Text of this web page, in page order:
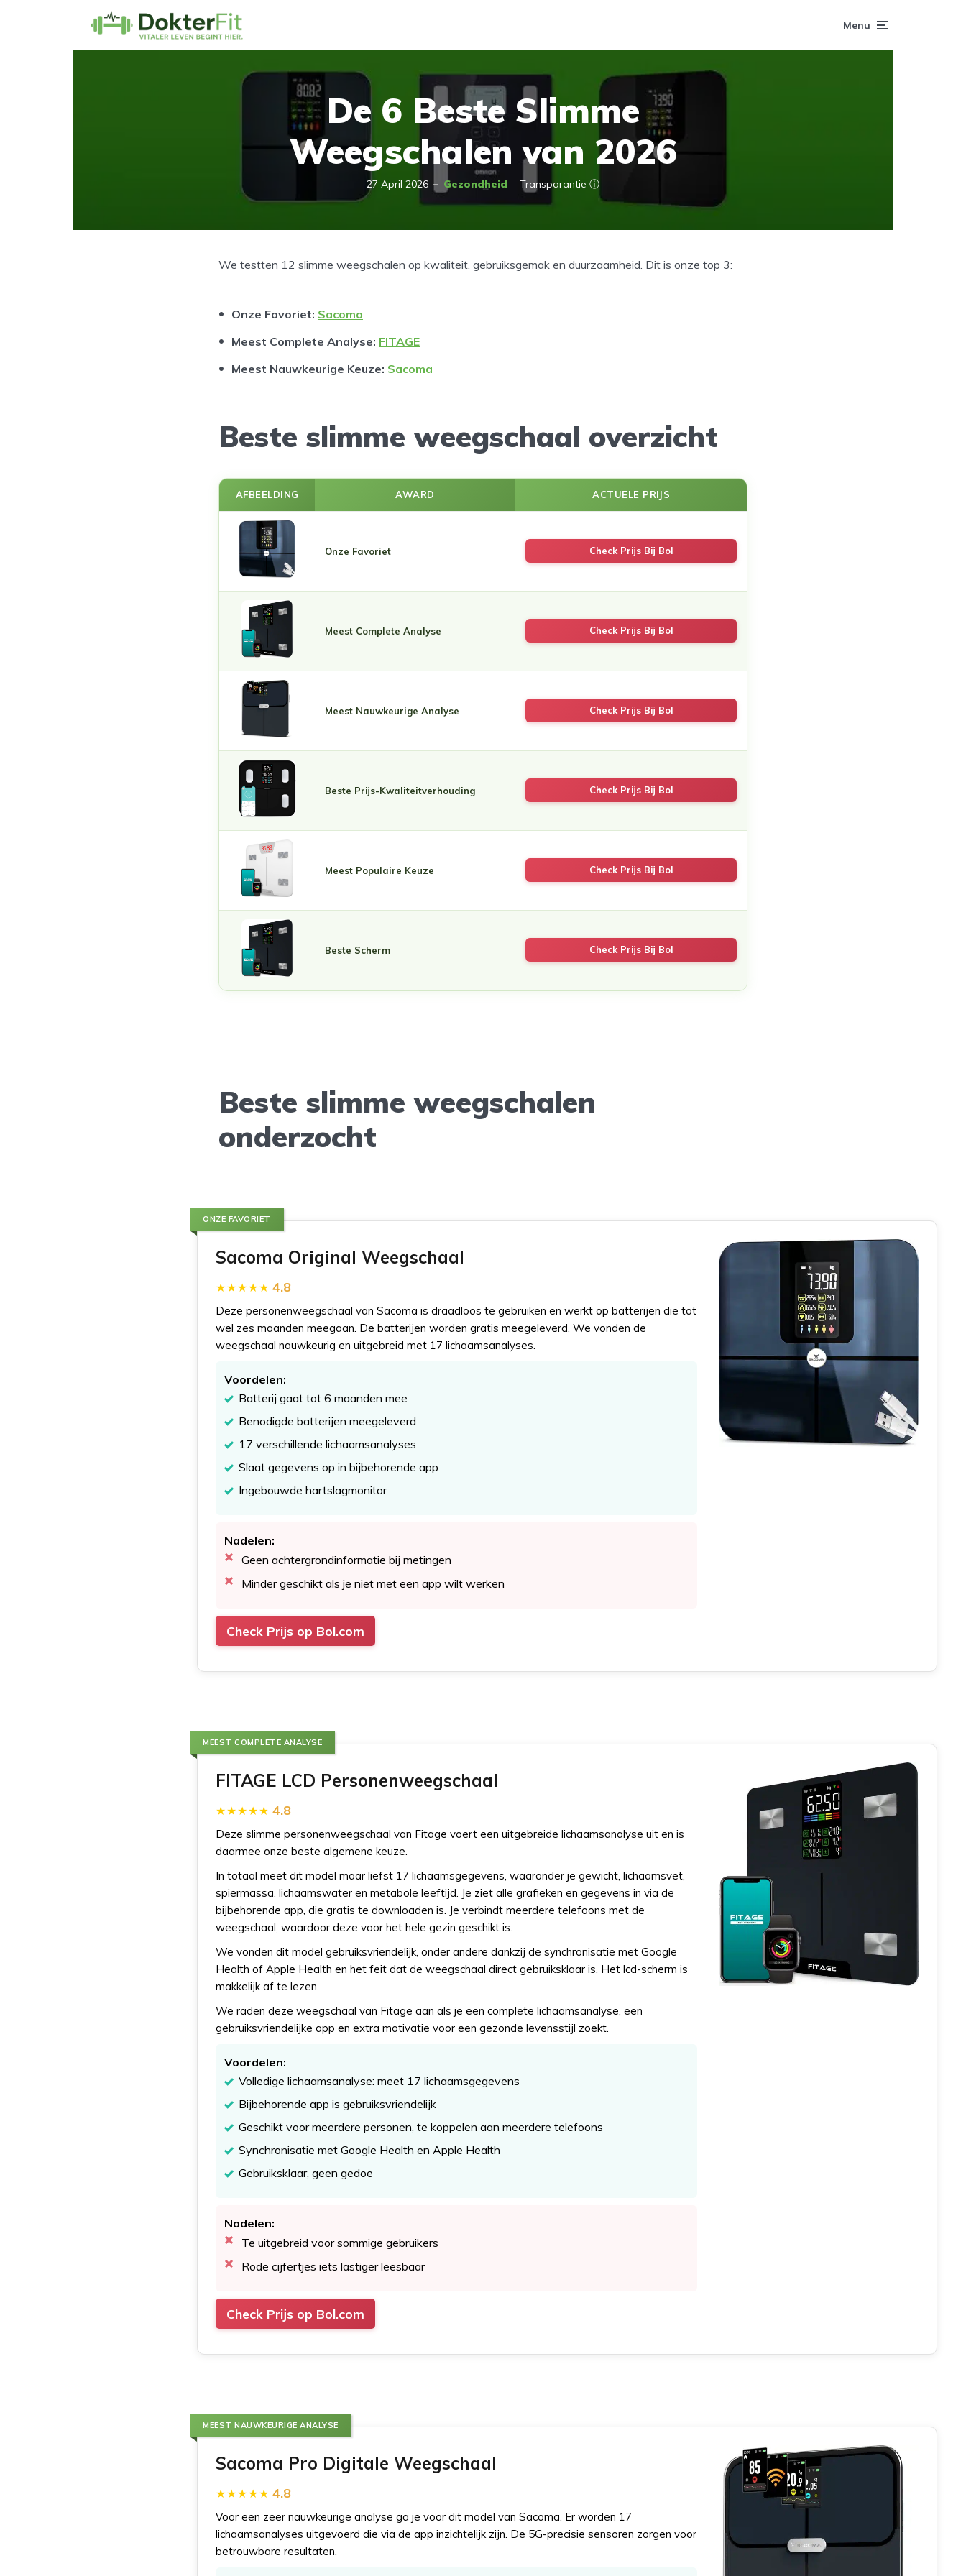
Menu
De 6 Beste Slimme
Weegschalen van 2026
27 April 2026 Gezondheid - Transparantie ⓘ
We testten 12 slimme weegschalen op kwaliteit, gebruiksgemak en duurzaamheid. Dit is onze top 3:
Onze Favoriet: Sacoma
Meest Complete Analyse: FITAGE
Meest Nauwkeurige Keuze: Sacoma
Beste slimme weegschaal overzicht
AFBEELDING AWARD ACTUELE PRIJS
Onze Favoriet Check Prijs Bij Bol
Meest Complete Analyse Check Prijs Bij Bol
Meest Nauwkeurige Analyse Check Prijs Bij Bol
Beste Prijs-Kwaliteitverhouding Check Prijs Bij Bol
Meest Populaire Keuze Check Prijs Bij Bol
Beste Scherm Check Prijs Bij Bol
Beste slimme weegschalen
onderzocht
ONZE FAVORIET
Sacoma Original Weegschaal
4.8
Deze personenweegschaal van Sacoma is draadloos te gebruiken en werkt op batterijen die tot
wel zes maanden meegaan. De batterijen worden gratis meegeleverd. We vonden de
weegschaal nauwkeurig en uitgebreid met 17 lichaamsanalyses.
Voordelen:
Batterij gaat tot 6 maanden mee
Benodigde batterijen meegeleverd
17 verschillende lichaamsanalyses
Slaat gegevens op in bijbehorende app
Ingebouwde hartslagmonitor
Nadelen:
Geen achtergrondinformatie bij metingen
Minder geschikt als je niet met een app wilt werken
Check Prijs op Bol.com
MEEST COMPLETE ANALYSE
FITAGE LCD Personenweegschaal
4.8
Deze slimme personenweegschaal van Fitage voert een uitgebreide lichaamsanalyse uit en is
daarmee onze beste algemene keuze.
In totaal meet dit model maar liefst 17 lichaamsgegevens, waaronder je gewicht, lichaamsvet,
spiermassa, lichaamswater en metabole leeftijd. Je ziet alle grafieken en gegevens in via de
bijbehorende app, die gratis te downloaden is. Je verbindt meerdere telefoons met de
weegschaal, waardoor deze voor het hele gezin geschikt is.
We vonden dit model gebruiksvriendelijk, onder andere dankzij de synchronisatie met Google
Health of Apple Health en het feit dat de weegschaal direct gebruiksklaar is. Het lcd-scherm is
makkelijk af te lezen.
We raden deze weegschaal van Fitage aan als je een complete lichaamsanalyse, een
gebruiksvriendelijke app en extra motivatie voor een gezonde levensstijl zoekt.
Voordelen:
Volledige lichaamsanalyse: meet 17 lichaamsgegevens
Bijbehorende app is gebruiksvriendelijk
Geschikt voor meerdere personen, te koppelen aan meerdere telefoons
Synchronisatie met Google Health en Apple Health
Gebruiksklaar, geen gedoe
Nadelen:
Te uitgebreid voor sommige gebruikers
Rode cijfertjes iets lastiger leesbaar
Check Prijs op Bol.com
MEEST NAUWKEURIGE ANALYSE
Sacoma Pro Digitale Weegschaal
4.8
Voor een zeer nauwkeurige analyse ga je voor dit model van Sacoma. Er worden 17
lichaamsanalyses uitgevoerd die via de app inzichtelijk zijn. De 5G-precisie sensoren zorgen voor
betrouwbare resultaten.